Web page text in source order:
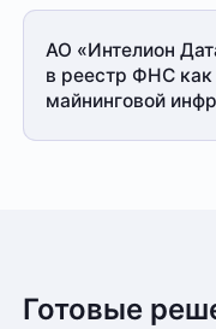
АО «Интелион
в реестр ФНС как
майнинговой
Готовые